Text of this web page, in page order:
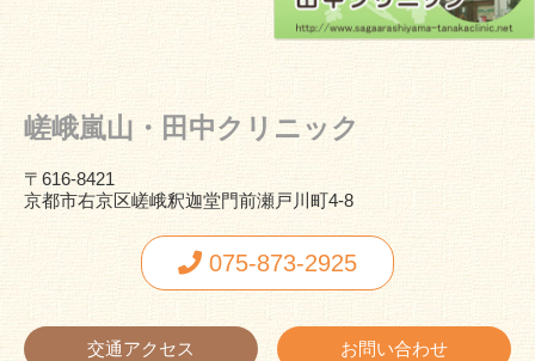
嵯峨嵐山・田中クリニック
〒616-8421
京都市右京区嵯峨釈迦堂門前瀬戸川町4-8
075-873-2925
交通アクセス お問い合わせ